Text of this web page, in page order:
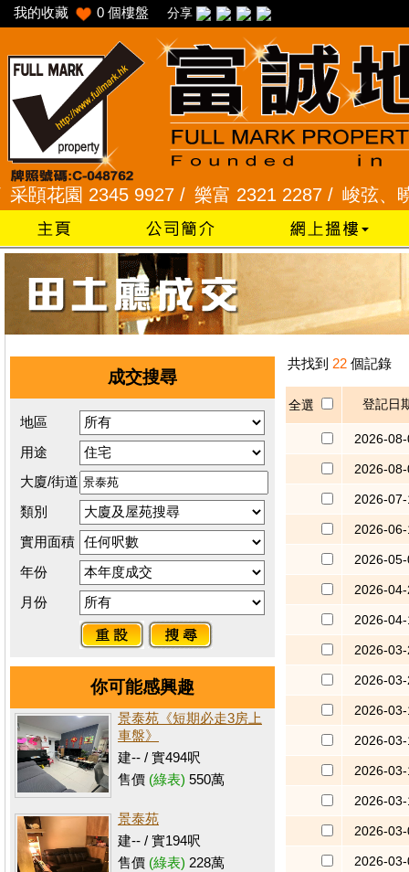
我的收藏 0 個樓盤 分享
花園 2345 9927 /樂富 2321 2287 /峻弦、曉暉
成交搜尋
地區
用途
大廈/街道
類別
實用面積
年份
月份
你可能感興趣
景泰苑《短期必走3房上
車盤》
建-- / 實494呎
售價 (綠表) 550萬
景泰苑
建-- / 實194呎
售價 (綠表) 228萬
共找到 22 個記錄
全選 登記日
2026-
2026-
2026-
2026-
2026-
2026-
2026-
2026-
2026-
2026-
2026-
2026-
2026-
2026-
2026-